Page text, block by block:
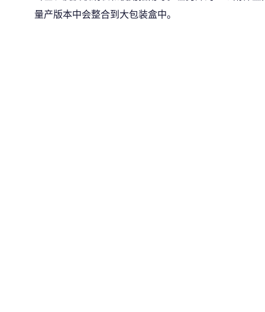
量产版本中会整合到大包装盒中。